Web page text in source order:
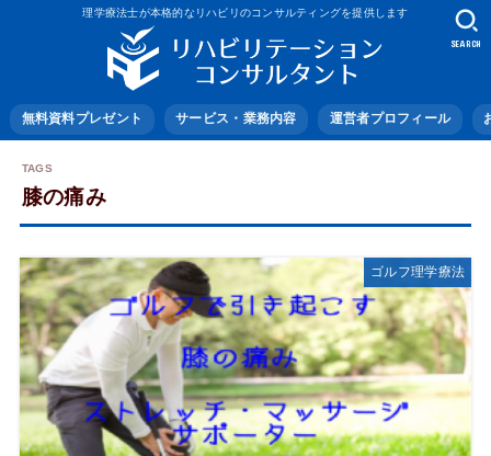
理学療法士が本格的なリハビリのコンサルティングを提供します
無料資料プレゼント サービス・業務内容 運営者プロフィール
SEARCH
膝の痛み
ゴルフ理学療法